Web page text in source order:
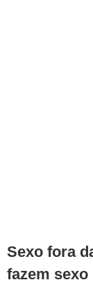
Sexo fora
fazem sexo